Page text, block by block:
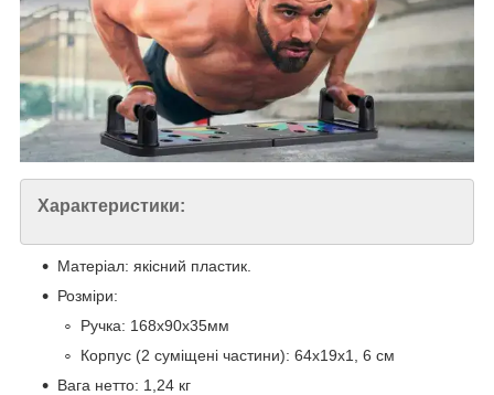
Характеристики:
Матеріал: якісний пластик.
Розміри:
Ручка: 168х90х35мм
Корпус (2 суміщені частини): 64х19х1, 6 см
Вага нетто: 1,24 кг